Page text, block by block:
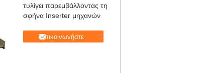
τυλίγει παρεμβάλλοντας τη
σφήνα Inserter μηχανών
Επικοινωνήστε